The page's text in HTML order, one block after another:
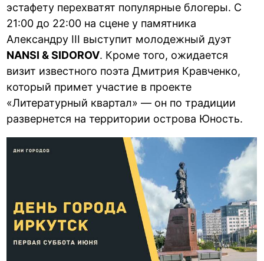
эстафету перехватят популярные блогеры. С
21:00 до 22:00 на сцене у памятника
Александру III выступит молодежный дуэт
NANSI & SIDOROV. Кроме того, ожидается
визит известного поэта Дмитрия Кравченко,
который примет участие в проекте
«Литературный квартал» — он по традиции
развернется на территории острова Юность.